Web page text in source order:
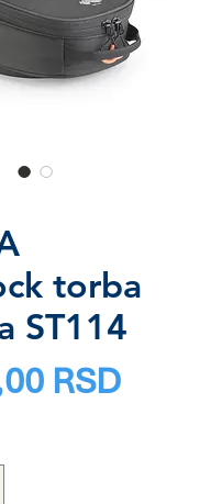
torba
ST114
RSDPrice